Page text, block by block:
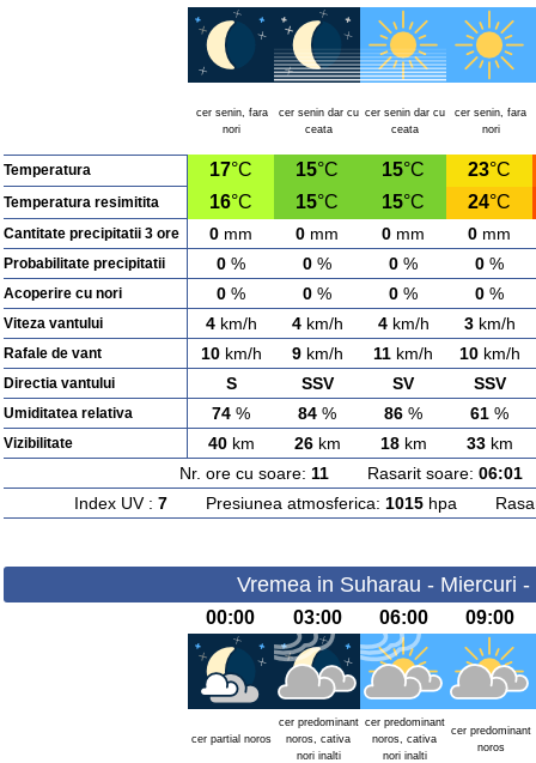
cer senin, fara
nori
cer senin dar cu
ceata
cer senin dar cu
ceata
cer senin, fara
nori
Temperatura 17°C 15°C 15°C 23°C
Temperatura resimitita 16°C 15°C 15°C 24°C
Cantitate precipitatii 3 ore 0 mm 0 mm 0 mm 0 mm
Probabilitate precipitatii 0 % 0 % 0 % 0 %
Acoperire cu nori 0 % 0 % 0 % 0 %
Viteza vantului 4km/h 4km/h 4km/h 3km/h
Rafale de vant 10km/h 9km/h 11 km/h 10km/h
Directia vantului S SSV SV SSV
Umiditatea relativa 74 % 84 % 86 % 61 %
Vizibilitate 40km 26km 18km 33km
Nr. ore cu soare: 11 Rasarit soare: 06:01
Index UV : 7Presiunea atmosferica: 1015hpa
Vremea in Suharau - Miercuri
00:00 03:00 06:00 09:00
cer partial noros
cer predominant
noros, cativa
nori inalti
cer predominant
noros, cativa
nori inalti
cer predominant
noros